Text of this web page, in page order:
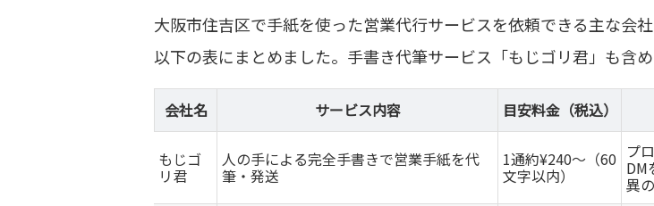
大阪市住吉区で手紙を使った営業代行サービスを依頼できる主な会
以下の表にまとめました。手書き代筆サービス「もじゴリ君」も含め
会社名 サービス内容 目安料金（税込）
もじゴ
リ君
人の手による完全手書きで営業手紙を代
筆・発送
1通約¥240～（60
文字以内）
プ
DM
異の